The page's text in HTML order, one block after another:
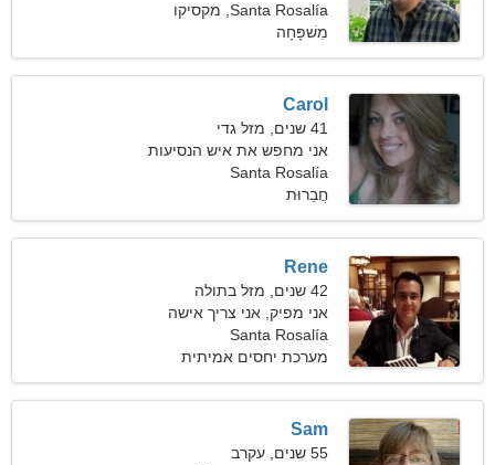
53
Santa Rosalía, מקסיקו
מִשׁפָּחָה
Carol
41 שנים, מזל גדי
אני מחפש את איש הנסיעות
המושלם
Santa Rosalía
חֲבֵרוּת
Rene
42 שנים, מזל בתולה
אני מפיק, אני צריך אישה
נחמדה
Santa Rosalía
מערכת יחסים אמיתית
Sam
55 שנים, עקרב